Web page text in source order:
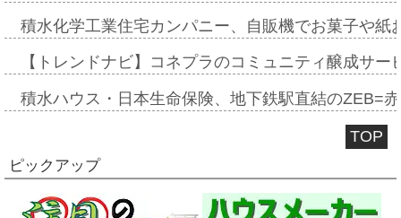
積水化学工業住宅カンパニー、自販機でお菓子や
【トレンドナビ】コネプラのコミュニティ醸成サ
積水ハウス・日本生命保険、地下鉄駅直結のZEB=
TOP
ピックアップ